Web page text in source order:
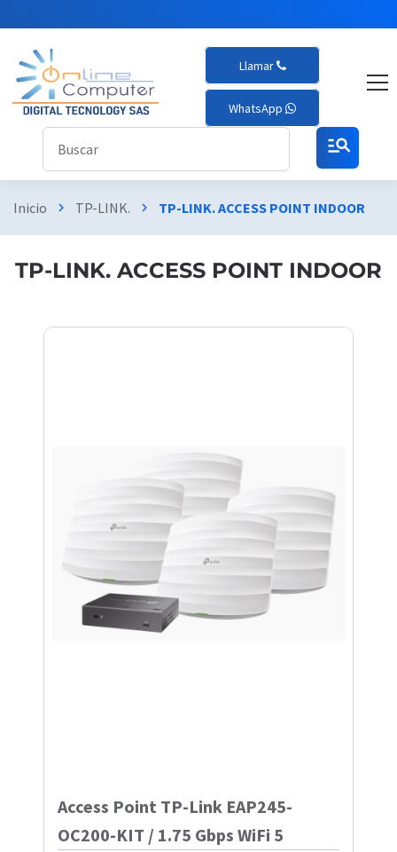
Llamar
WhatsApp
manage_search
Inicio chevron_right TP-LINK. chevron_right TP-LINK. ACCESS POINT INDOOR
TP-LINK. ACCESS POINT INDOOR
Access Point TP-Link EAP245-
OC200-KIT / 1.75 Gbps WiFi 5